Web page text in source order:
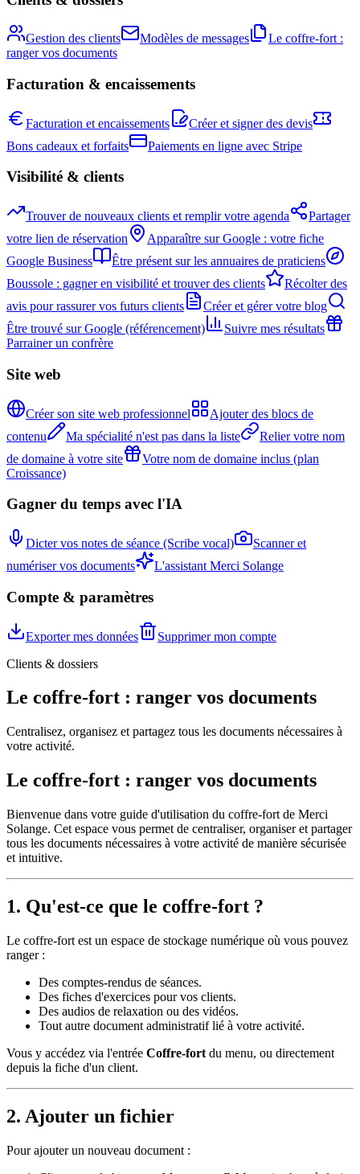
Gestion des clients Modèles de messages
Le coffre-fort :
ranger vos documents
Facturation & encaissements
Facturation et encaissements
Créer et signer des devis
Bons cadeaux et forfaits
Paiements en ligne avec Stripe
Visibilité & clients
Trouver de nouveaux clients et remplir votre agenda
Partager
votre lien de réservation
Apparaître sur Google : votre fiche
Google Business
Être présent sur les annuaires de praticiens
Boussole : gagner en visibilité et trouver des clients
Récolter des
avis pour rassurer vos futurs clients
Créer et gérer votre blog
Être trouvé sur Google (référencement)
Suivre mes résultats
Parrainer un confrère
Site web
Créer son site web professionnel
Ajouter des blocs de
contenu
Ma spécialité n'est pas dans la liste
Relier votre nom
de domaine à votre site
Votre nom de domaine inclus (plan
Croissance)
Gagner du temps avec l'IA
Dicter vos notes de séance (Scribe vocal)
Scanner et
numériser vos documents
L'assistant Merci Solange
Compte & paramètres
Exporter mes données
Supprimer mon compte
Clients & dossiers
Le coffre-fort : ranger vos documents
Centralisez, organisez et partagez tous les documents nécessaires à
votre activité.
Le coffre-fort : ranger vos documents
Bienvenue dans votre guide d'utilisation du coffre-fort de Merci
Solange. Cet espace vous permet de centraliser, organiser et partager
tous les documents nécessaires à votre activité de manière sécurisée
et intuitive.
1. Qu'est-ce que le coffre-fort ?
Le coffre-fort est un espace de stockage numérique où vous pouvez
ranger :
Des comptes-rendus de séances.
Des fiches d'exercices pour vos clients.
Des audios de relaxation ou des vidéos.
Tout autre document administratif lié à votre activité.
Vous y accédez via l'entrée Coffre-fort du menu, ou directement
depuis la fiche d'un client.
2. Ajouter un fichier
Pour ajouter un nouveau document :